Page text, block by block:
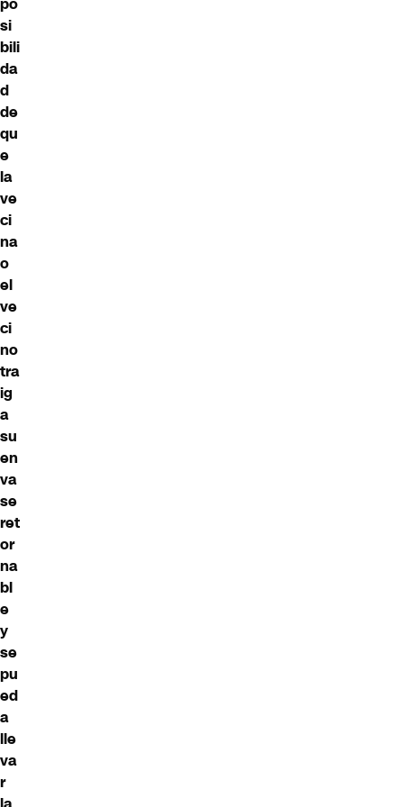
si
bili
da
d
de
qu
e
la
ve
ci
na
o
el
ve
ci
no
tra
ig
a
su
en
va
se
ret
or
na
bl
e
y
se
pu
ed
a
lle
va
r